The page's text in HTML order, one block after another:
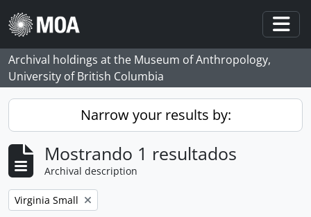
Skip to main content
Archival holdings at the Museum of Anthropology,
University of British Columbia
Narrow your results by:
Mostrando 1 resultados
Archival description
Remove filter:
Virginia Small